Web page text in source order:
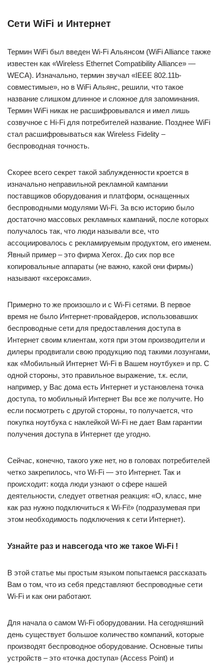
Сети WiFi и Интернет
Термин WiFi был введен Wi-Fi Альянсом (WiFi Alliance также
известен как «Wireless Ethernet Compatibility Alliance» —
WECA). Изначально, термин звучал «IEEE 802.11b-
совместимые», но в WiFi Альянс, решили, что такое
название слишком длинное и сложное для запоминания.
Термин WiFi никак не расшифровывался и имел лишь
созвучное с Hi-Fi для потребителей название. Позднее WiFi
стал расшифровываться как Wireless Fidelity –
беспроводная точность.
Скорее всего секрет такой заблужденности кроется в
изначально неправильной рекламной кампании
поставщиков оборудования и платформ, оснащенных
беспроводными модулями Wi-Fi. За всю историю было
достаточно массовых рекламных кампаний, после которых
получалось так, что люди называли все, что
ассоциировалось с рекламируемым продуктом, его именем.
Явный пример – это фирма Xerox. До сих пор все
копировальные аппараты (не важно, какой они фирмы)
называют «ксероксами».
Примерно то же произошло и с Wi-Fi сетями. В первое
время не было Интернет-провайдеров, использовавших
беспроводные сети для предоставления доступа в
Интернет своим клиентам, хотя при этом производители и
дилеры продвигали свою продукцию под такими лозунгами,
как «Мобильный Интернет Wi-Fi в Вашем ноутбуке» и пр. С
одной стороны, это правильное выражение, т.к. если,
например, у Вас дома есть Интернет и установлена точка
доступа, то мобильный Интернет Вы все же получите. Но
если посмотреть с другой стороны, то получается, что
покупка ноутбука с наклейкой Wi-Fi не дает Вам гарантии
получения доступа в Интернет где угодно.
Сейчас, конечно, такого уже нет, но в головах потребителей
четко закрепилось, что Wi-Fi — это Интернет. Так и
происходит: когда люди узнают о сфере нашей
деятельности, следует ответная реакция: «О, класс, мне
как раз нужно подключиться к Wi-Fi!» (подразумевая при
этом необходимость подключения к сети Интернет).
Узнайте раз и навсегода что же такое Wi-Fi !
В этой статье мы простым языком попытаемся рассказать
Вам о том, что из себя представляют беспроводные сети
Wi-Fi и как они работают.
Для начала о самом Wi-Fi оборудовании. На сегодняшний
день существует большое количество компаний, которые
производят беспроводное оборудование. Основные типы
устройств – это «точка доступа» (Access Point) и